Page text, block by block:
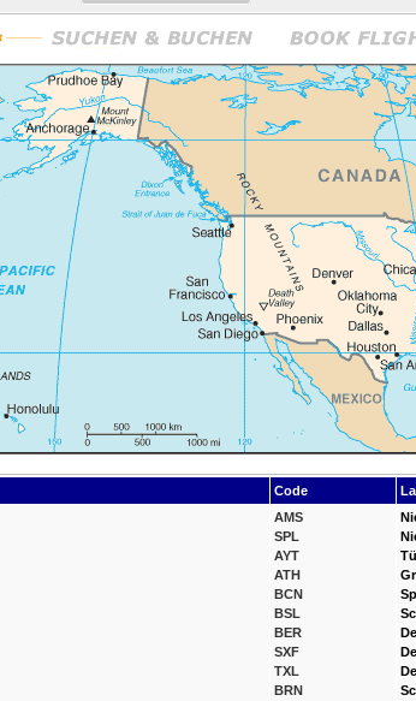
Code
AMS
SPL
AYT
ATH
BCN
BSL
BER
SXF
TXL
BRN